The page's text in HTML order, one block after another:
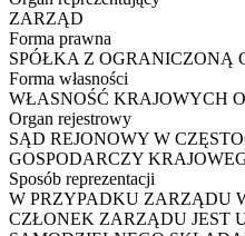
ZARZĄD
Forma prawna
SPÓŁKA Z OGRANICZONĄ
Forma własności
WŁASNOŚĆ KRAJOWYCH
Organ rejestrowy
SĄD REJONOWY W
GOSPODARCZY
Sposób reprezentacji
W PRZYPADKU ZARZĄDU
CZŁONEK ZARZĄDU JEST